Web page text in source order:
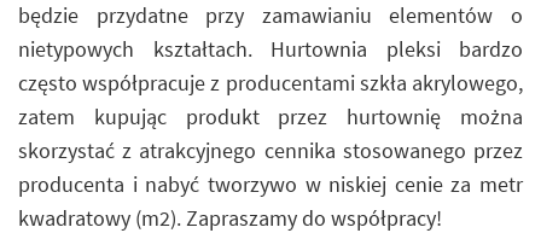
będzie przydatne przy zamawianiu elementów o
nietypowych kształtach. Hurtownia pleksi bardzo
często współpracuje z producentami szkła akrylowego,
zatem kupując produkt przez hurtownię można
skorzystać z atrakcyjnego cennika stosowanego przez
producenta i nabyć tworzywo w niskiej cenie za metr
kwadratowy (m2). Zapraszamy do współpracy!